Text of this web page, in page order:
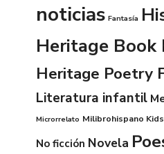
noticias Fantasía
Heritage Book
Heritage Poetry
Literatura infantil
Microrrelato Milibrohispano Kids
No ficción Novela